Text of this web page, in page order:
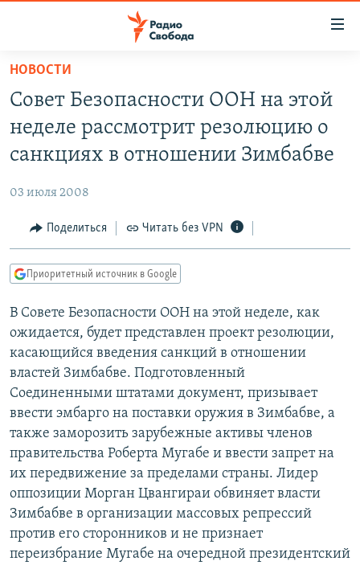
упрощенного
доступа
основному
Вернутся
Вернутся
поиску
АВТОРСКИЕ ПРОЕКТЫ
МНЕНИЯ
КУЛЬТУРА
КАВКАЗ.РЕАЛИИ
СЕВЕР.РЕАЛИИ
СИБИРЬ.РЕАЛИИ
РАСПИСАНИЕ ВЕЩАНИЯ
ПОДПИШИТЕСЬ НА РАССЫЛКУ
СОЦИАЛЬНЫЕ СЕТИ
Все сайты РСЕ/РС
НОВОСТИ
Совет Безопасности ООН на этой
неделе рассмотрит резолюцию о
санкциях в отношении Зимбабве
03 июля 2008
Поделиться Читать без VPN
Приоритетный источник в Google
В Совете Безопасности ООН на этой неделе, как
ожидается, будет представлен проект резолюции,
касающийся введения санкций в отношении
властей Зимбабве. Подготовленный
Соединенными штатами документ, призывает
ввести эмбарго на поставки оружия в Зимбабве, а
также заморозить зарубежные активы членов
правительства Роберта Мугабе и ввести запрет на
их передвижение за пределами страны. Лидер
оппозиции Морган Цвангираи обвиняет власти
Зимбабве в организации массовых репрессий
против его сторонников и не признает
переизбрание Мугабе на очередной президентский